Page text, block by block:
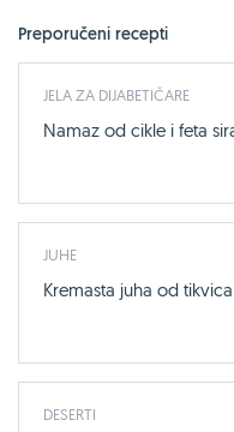
Preporučeni recepti
JELA ZA DIJABETIČARE
Namaz od cikle i feta
JUHE
Kremasta juha od
DESERTI